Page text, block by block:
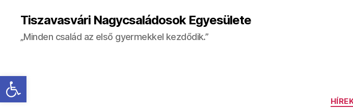
Eszköztár megnyitása
Tiszavasvári Nagycsaládosok Egyesülete
„Minden család az első gyermekkel kezdődik.”